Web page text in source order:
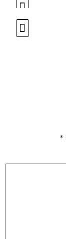
*